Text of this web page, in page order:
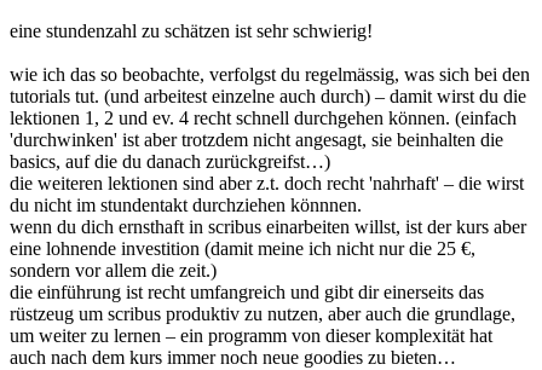
eine stundenzahl zu schätzen ist sehr schwierig!
wie ich das so beobachte, verfolgst du regelmässig, was sich bei den
tutorials tut. (und arbeitest einzelne auch durch) – damit wirst du die
lektionen 1, 2 und ev. 4 recht schnell durchgehen können. (einfach
'durchwinken' ist aber trotzdem nicht angesagt, sie beinhalten die
basics, auf die du danach zurückgreifst…)
die weiteren lektionen sind aber z.t. doch recht 'nahrhaft' – die wirst
du nicht im stundentakt durchziehen könnnen.
wenn du dich ernsthaft in scribus einarbeiten willst, ist der kurs aber
eine lohnende investition (damit meine ich nicht nur die 25 €,
sondern vor allem die zeit.)
die einführung ist recht umfangreich und gibt dir einerseits das
rüstzeug um scribus produktiv zu nutzen, aber auch die grundlage,
um weiter zu lernen – ein programm von dieser komplexität hat
auch nach dem kurs immer noch neue goodies zu bieten…